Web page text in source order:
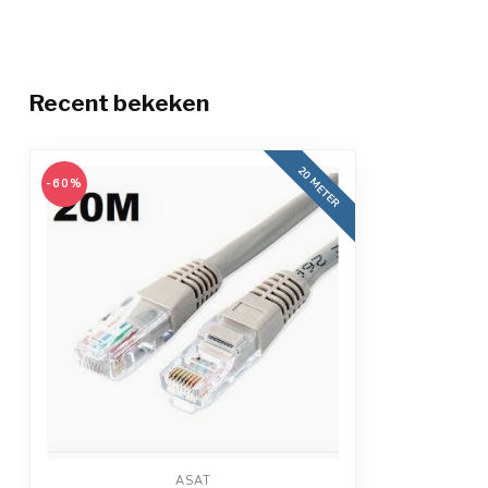
Recent bekeken
20 METER
-60%
ASAT